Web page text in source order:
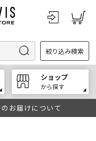
絞り込み検索
ショップ
から探す
お届けについて